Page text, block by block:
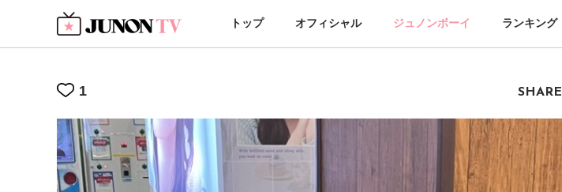
トップ オフィシャル ジュノンボーイ ランキング
1 SHARE